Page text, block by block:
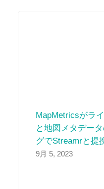
MapMetricsがラ
と地図メタデー
グでStreamrと提
9月 5, 2023